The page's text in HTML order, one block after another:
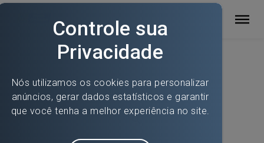
Página Inicial
Secretarias
Controladoria Interna Municipal